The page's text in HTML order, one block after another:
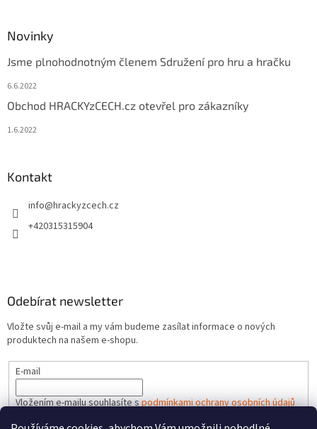
Novinky
Jsme plnohodnotným členem Sdružení pro hru a hračku
6.6.2022
Obchod HRACKYzCECH.cz otevřel pro zákazníky
1.6.2022
Kontakt
info@hrackyzcech.cz
+420315315904
Odebírat newsletter
Vložte svůj e-mail a my vám budeme zasílat informace o nových
produktech na našem e-shopu.
E-mail
Vložením e-mailu souhlasíte spodmínkami ochrany osobních údajů